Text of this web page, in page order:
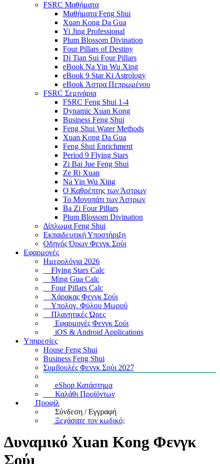
FSRC Μαθήματα
Μαθήματα Feng Shui
Xuan Kong Da Gua
Yi Jing Professional
Plum Blossom Divination
Four Pillars of Destiny
Di Tian Sui Four Pillars
eBook Na Yin Wu Xing
eBook 9 Star Ki Astrology
eBook Άστρα Πεπρωμένου
FSRC Σεμινάρια
FSRC Feng Shui 1-4
Dynamic Xuan Kong
Business Feng Shui
Feng Shui Water Methods
Xuan Kong Da Gua
Feng Shui Enrichment
Period 9 Flying Stars
Zi Bai Jue Feng Shui
Ze Ri Xuan
Na Yin Wu Xing
Ο Καθρέπτης των Άστρων
Το Μονοπάτι των Άστρων
Ba Zi Four Pillars
Plum Blossom Divination
Δίπλωμα Feng Shui
Εκπαιδευτική Υποστήριξη
Οδηγός Όρων Φενγκ Σούι
Εφαρμογές
Ημερολόγια 2026
Flying Stars Calc
Ming Gua Calc
Four Pillars Calc
Χάρακας Φενγκ Σούι
Υπολογ. Φύλου Μωρού
Πλανητικές Ώρες
Εφαρμογές Φενγκ Σούι
iOS & Android Applications
Υπηρεσίες
House Feng Shui
Business Feng Shui
Συμβουλές Φενγκ Σούι 2027
eShop Κατάστημα
Καλάθι Προϊόντων
Προφίλ
Σύνδεση / Εγγραφή
Ξεχάσατε τον κωδικό;
Δυναμικό Xuan Kong Φενγκ
Σούι